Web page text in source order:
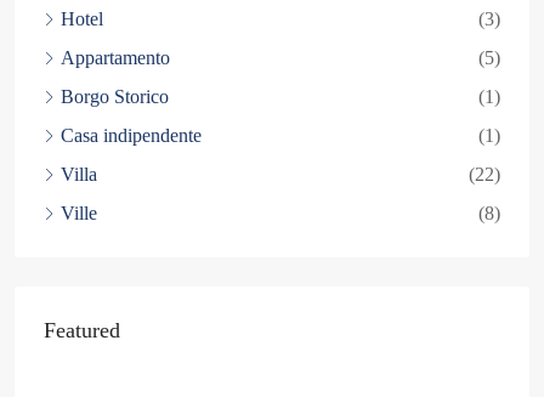
Hotel
(3)
Appartamento
(5)
Borgo Storico
(1)
Casa indipendente
(1)
Villa
(22)
Ville
(8)
Featured